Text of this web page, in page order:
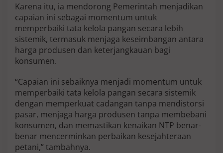
Karena itu, ia mendorong Pemerintah menjadikan
capaian ini sebagai momentum untuk
memperbaiki tata kelola pangan secara lebih
sistemik, termasuk menjaga keseimbangan antara
harga produsen dan keterjangkauan bagi
konsumen.
“Capaian ini sebaiknya menjadi momentum untuk
memperbaiki tata kelola pangan secara sistemik
dengan memperkuat cadangan tanpa mendistorsi
pasar, menjaga harga produsen tanpa membebani
konsumen, dan memastikan kenaikan NTP benar-
benar mencerminkan perbaikan kesejahteraan
petani,” tambahnya.